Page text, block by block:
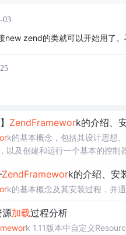
03
new zend的类就可以开始用了
ZendFramework的介绍、
k的基本概念，包括其设计思想
以及创建和运行一个基本的控制器
ZendFramework的介绍、安
k的基本概念及其安装过程，并
加载过程分析
k 1.11版本中自定义